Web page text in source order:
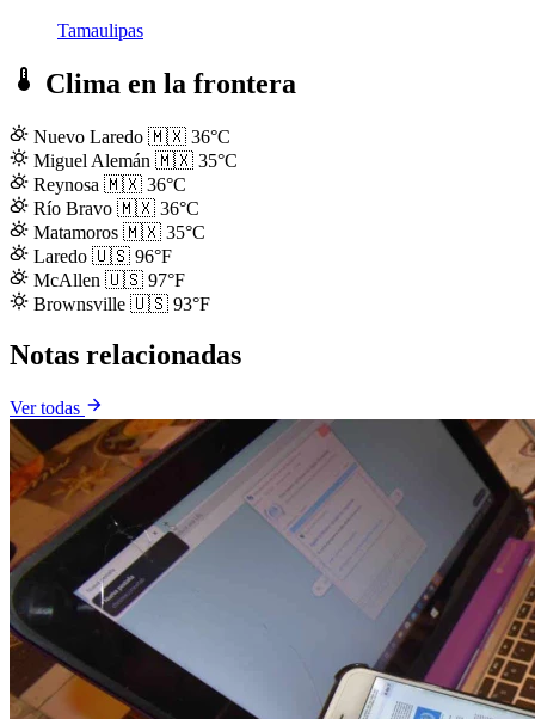
Tamaulipas
Clima en la frontera
Nuevo Laredo 🇲🇽 36°C
Miguel Alemán 🇲🇽 35°C
Reynosa 🇲🇽 36°C
Río Bravo 🇲🇽 36°C
Matamoros 🇲🇽 35°C
Laredo 🇺🇸 96°F
McAllen 🇺🇸 97°F
Brownsville 🇺🇸 93°F
Notas relacionadas
Ver todas